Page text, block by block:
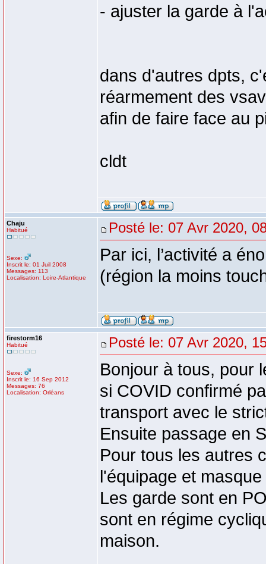
- ajuster la garde à
dans d'autres dpts,
réarmement des
afin de faire face au
cldt
Chaju
Habitué
Sexe:
Inscrit le: 01 Juil 2008
Messages: 113
Localisation: Loire-Atlantique
Posté le: 07 Avr 2020,
Par ici, l’activité a
(région la moins
firestorm16
Habitué
Sexe:
Inscrit le: 16 Sep 2012
Messages: 76
Localisation: Orléans
Posté le: 07 Avr 2020,
Bonjour à tous, pour
si COVID confirmé
transport avec le
Ensuite passage en
Pour tous les autres
l'équipage et
Les garde sont en
sont en régime
maison.